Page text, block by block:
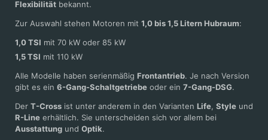
Flexibilität bekannt.
Zur Auswahl stehen Motoren mit 1,0 bis 1,5 Litern Hubraum:
1,0 TSI mit 70 kW oder 85 kW
1,5 TSI mit 110 kW
Alle Modelle haben serienmäßig Frontantrieb. Je nach Version
gibt es ein 6-Gang-Schaltgetriebe oder ein 7-Gang-DSG.
Der T-Cross ist unter anderem in den Varianten Life, Style und
R-Line erhältlich. Sie unterscheiden sich vor allem bei
Ausstattung und Optik.